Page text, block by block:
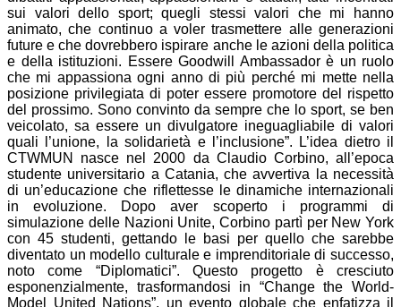
sui valori dello sport; quegli stessi valori che mi hanno
animato, che continuo a voler trasmettere alle generazioni
future e che dovrebbero ispirare anche le azioni della politica
e della istituzioni. Essere Goodwill Ambassador è un ruolo
che mi appassiona ogni anno di più perché mi mette nella
posizione privilegiata di poter essere promotore del rispetto
del prossimo. Sono convinto da sempre che lo sport, se ben
veicolato, sa essere un divulgatore ineguagliabile di valori
quali l’unione, la solidarietà e l’inclusione”. L’idea dietro il
CTWMUN nasce nel 2000 da Claudio Corbino, all’epoca
studente universitario a Catania, che avvertiva la necessità
di un’educazione che riflettesse le dinamiche internazionali
in evoluzione. Dopo aver scoperto i programmi di
simulazione delle Nazioni Unite, Corbino partì per New York
con 45 studenti, gettando le basi per quello che sarebbe
diventato un modello culturale e imprenditoriale di successo,
noto come “Diplomatici”. Questo progetto è cresciuto
esponenzialmente, trasformandosi in “Change the World-
Model United Nations”, un evento globale che enfatizza il